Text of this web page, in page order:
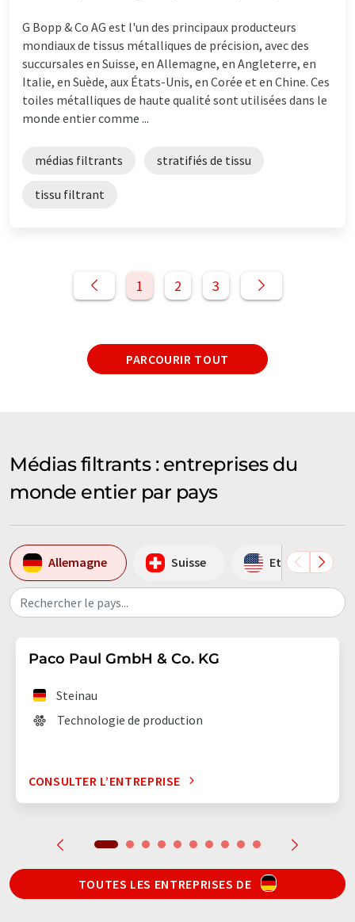
G Bopp & Co AG est l'un des principaux producteurs
mondiaux de tissus métalliques de précision, avec des
succursales en Suisse, en Allemagne, en Angleterre, en
Italie, en Suède, aux États-Unis, en Corée et en Chine. Ces
toiles métalliques de haute qualité sont utilisées dans le
monde entier comme ...
médias filtrants stratifiés de tissu
tissu filtrant
1 2 3
PARCOURIR TOUT
Médias filtrants : entreprises du
monde entier par pays
Allemagne Suisse Etats-Unis
Rechercher le pays...
Paco Paul GmbH & Co. KG
Steinau
Technologie de production
CONSULTER L’ENTREPRISE
TOUTES LES ENTREPRISES DE